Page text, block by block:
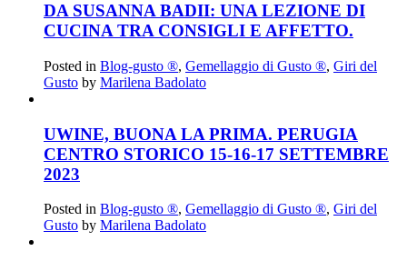
DA SUSANNA BADII: UNA LEZIONE DI
CUCINA TRA CONSIGLI E AFFETTO.
Posted in Blog-gusto ®, Gemellaggio di Gusto ®, Giri del
Gusto by Marilena Badolato
UWINE, BUONA LA PRIMA. PERUGIA
CENTRO STORICO 15-16-17 SETTEMBRE
2023
Posted in Blog-gusto ®, Gemellaggio di Gusto ®, Giri del
Gusto by Marilena Badolato